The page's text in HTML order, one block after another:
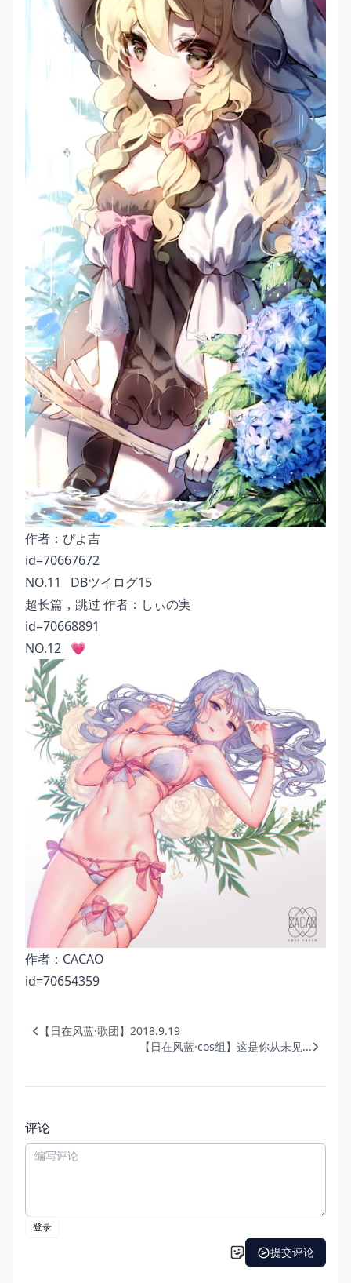
作者： ぴよ吉
id=70667672
NO.11 DBツイログ15
超长篇，跳过 作者： しぃの実
id=70668891
NO.12 💗
作者： CACAO
id=70654359
【日在风蓝·歌团】2018.9.19
【日在风蓝·cos组】这是你从未见...
评论